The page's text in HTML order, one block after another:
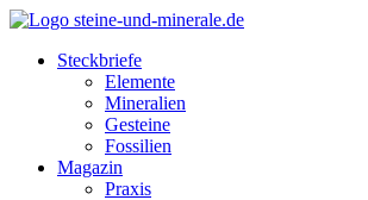
Steckbriefe
Elemente
Mineralien
Gesteine
Fossilien
Magazin
Praxis